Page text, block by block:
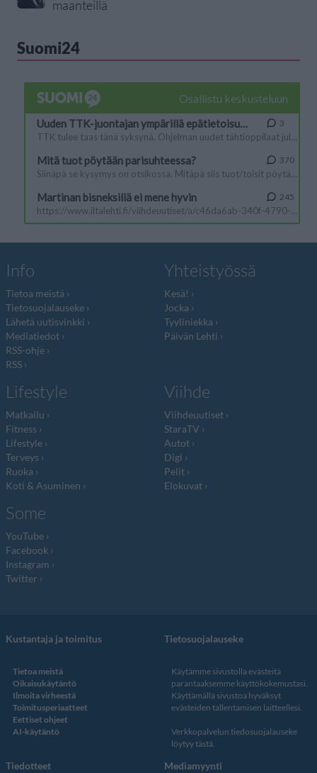
maanteillä
Suomi24
Info
Tietoa meistä
Tietosuojalauseke
Lähetä uutisvinkki
Mediatiedot
RSS-ohje
RSS
Yhteistyössä
Kesä!
Jocka
Tyyliniekka
Päivän Lehti
Lifestyle
Matkailu
Fitness
Lifestyle
Terveys
Ruoka
Koti & Asuminen
Viihde
Viihdeuutiset
StaraTV
Autot
Digi
Pelit
Elokuvat
Some
YouTube
Facebook
Instagram
Twitter
Kustantaja ja toimitus
Tietoa meistä
Oikaisukäytäntö
Ilmoita virheestä
Toimitusperiaatteet
Eettiset ohjeet
AI-käytäntö
Tietosuojalauseke
Käytämme sivustolla evästeitä
parantaaksemme käyttökokemustasi.
Käyttämällä sivustoa hyväksyt
evästeiden tallentamisen laitteellesi.
Verkkopalvelun tiedosuojalauseke
löytyy tästä.
Tiedotteet Mediamyynti